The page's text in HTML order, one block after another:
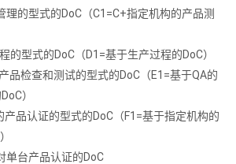
理的型式的DoC（C1=C+指定机构的产品测
的型式的DoC（D1=基于生产过程的DoC）
品检查和测试的型式的DoC（E1=基于QA的
）
产品认证的型式的DoC（F1=基于指定机构的
单台产品认证的DoC